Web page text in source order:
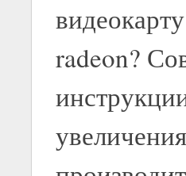
radeon?
увеличения